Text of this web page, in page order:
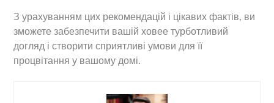
З урахуванням цих рекомендацій і цікавих фактів, ви
зможете забезпечити вашій ховее турботливий
догляд і створити сприятливі умови для її
процвітання у вашому домі.